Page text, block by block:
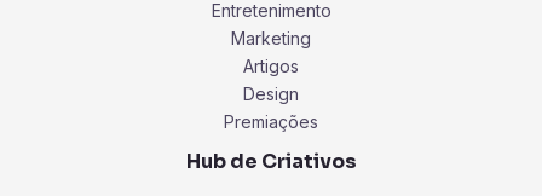
Entretenimento
Marketing
Artigos
Design
Premiações
Hub de Criativos